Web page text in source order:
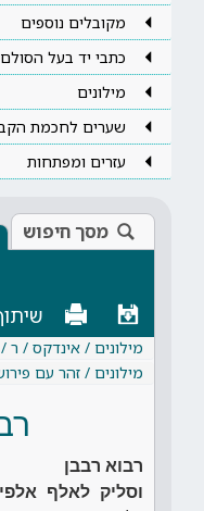
מקובלים נוספים
כתבי יד בעל הסולם
מילונים
שערים לחכמת
עזרים ומפתחות
מסך חיפוש
מילונים / אינדקס / ר
מילונים / זהר עם
רבוא רבבן
וסליק לאלף